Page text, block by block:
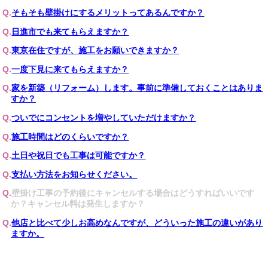
そもそも壁掛けにするメリットってあるんですか？
日進市でも来てもらえますか？
東京在住ですが、施工をお願いできますか？
一度下見に来てもらえますか？
家を新築（リフォーム）します。事前に準備しておくことはありま
すか？
ついでにコンセントを増やしていただけますか？
施工時間はどのくらいですか？
土日や祝日でも工事は可能ですか？
支払い方法をお知らせください。
壁掛け工事の予約後にキャンセルする場合はどうすればいいです
か？キャンセル料は発生しますか？
他店と比べて少しお高めなんですが、どういった施工の違いがあり
ますか。